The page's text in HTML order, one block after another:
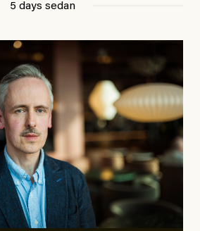
5 days sedan